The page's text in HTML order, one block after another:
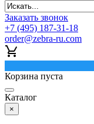
Заказать звонок
+7 (495) 187-31-18
order@zebra-ru.com
Корзина пуста
Каталог
×